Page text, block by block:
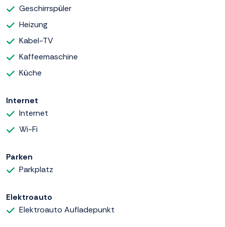
Geschirrspüler
Heizung
Kabel-TV
Kaffeemaschine
Küche
Internet
Internet
Wi-Fi
Parken
Parkplatz
Elektroauto
Elektroauto Aufladepunkt